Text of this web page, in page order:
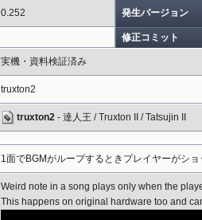
0.252 発生バージョン
修正コミット
実機・資料検証済み
truxton2
truxton2 - 達人王 / Truxton II / Tatsujin II
1面でBGMがループするときプレイヤーがショ
Weird note in a song plays only when the
This happens on original hardware too and